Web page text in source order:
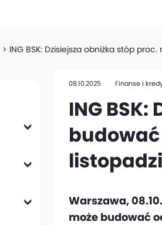
ING BSK: Dzisiejsza obniżka stóp
08.10.2025 Finanse i
ING
Warszawa,
może budować